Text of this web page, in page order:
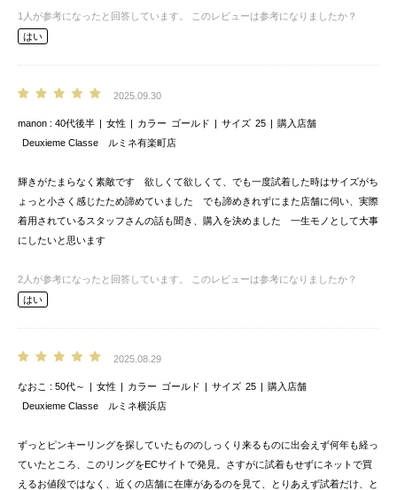
1 人が参考になったと回答しています。
このレビューは参考になりましたか？
はい
2025.09.30
manon 40代後半 女性 カラー ゴールド サイズ 25
購入店舗
Deuxieme Classe ルミネ有楽町店
輝きがたまらなく素敵です 欲しくて欲しくて、でも一度試着した時はサイズがち
ょっと小さく感じたため諦めていました でも諦めきれずにまた店舗に伺い、実際
着用されているスタッフさんの話も聞き、購入を決めました 一生モノとして大事
にしたいと思います
2 人が参考になったと回答しています。
このレビューは参考になりましたか？
はい
2025.08.29
なおこ 50代～ 女性 カラー ゴールド サイズ 25
購入店舗
Deuxieme Classe ルミネ横浜店
ずっとピンキーリングを探していたもののしっくり来るものに出会えず何年も経っ
ていたところ、このリングをECサイトで発見。さすがに試着もせずにネットで買
えるお値段ではなく、近くの店舗に在庫があるのを見て、とりあえず試着だけ、と